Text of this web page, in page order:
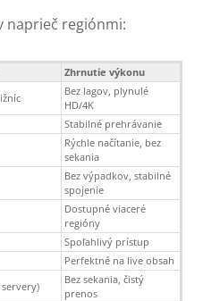
naprieč regiónmi:
Zhrnutie výkonu
Bez lagov, plynulé
HD/4K
Stabilné prehrávanie
Rýchle načítanie, bez
sekania
Bez výpadkov, stabilné
spojenie
Dostupné viaceré
regióny
Spoľahlivý prístup
Perfektné na live obsah
servery)
Bez sekania, čistý
prenos